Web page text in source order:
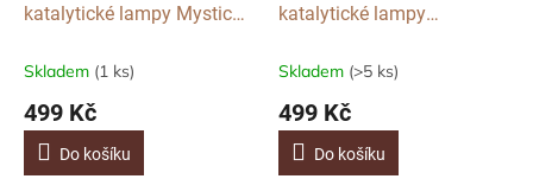
katalytické lampy Mystic
Skladem (1 ks)
499 Kč
Do košíku
katalytické lampy
Skladem (>5 ks)
499 Kč
Do košíku